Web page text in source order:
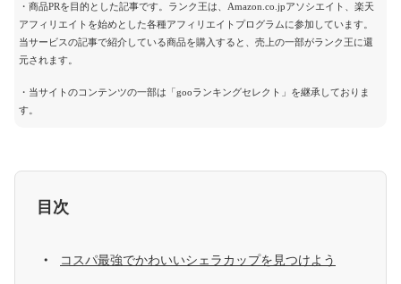
・商品PRを目的とした記事です。ランク王は、Amazon.co.jpアソシエイト、楽天
アフィリエイトを始めとした各種アフィリエイトプログラムに参加しています。
当サービスの記事で紹介している商品を購入すると、売上の一部がランク王に還
元されます。
・当サイトのコンテンツの一部は「gooランキングセレクト」を継承しておりま
す。
目次
コスパ最強でかわいいシェラカップを見つけよう